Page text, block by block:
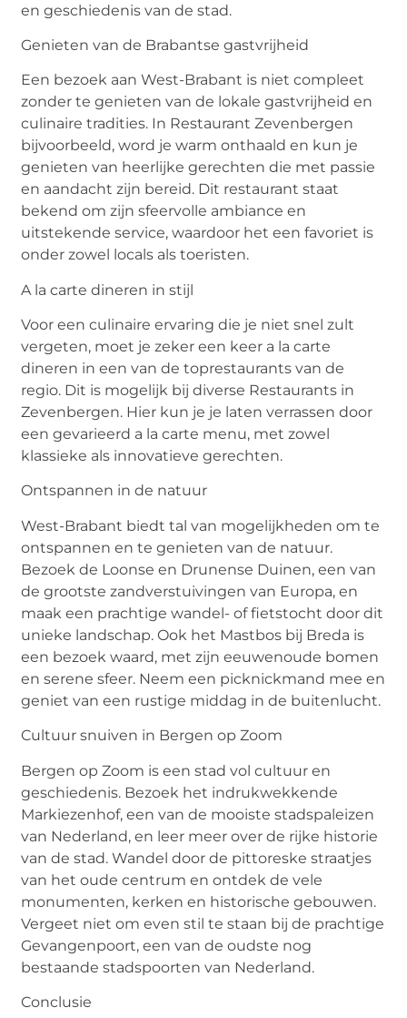
en geschiedenis van de stad.
Genieten van de Brabantse gastvrijheid
Een bezoek aan West-Brabant is niet compleet
zonder te genieten van de lokale gastvrijheid en
culinaire tradities. In Restaurant Zevenbergen
bijvoorbeeld, word je warm onthaald en kun je
genieten van heerlijke gerechten die met passie
en aandacht zijn bereid. Dit restaurant staat
bekend om zijn sfeervolle ambiance en
uitstekende service, waardoor het een favoriet is
onder zowel
locals als toeristen.
A la carte dineren in stijl
Voor een culinaire ervaring die je niet snel zult
vergeten, moet je zeker een keer a la carte
dineren in een van de toprestaurants van de
regio. Dit is mogelijk bij diverse Restaurants in
Zevenbergen. Hier kun je je laten verrassen door
een gevarieerd a la carte menu, met zowel
klassieke als innovatieve gerechten.
Ontspannen in de natuur
West-Brabant biedt tal van mogelijkheden om te
ontspannen en te genieten van de natuur.
Bezoek de Loonse en Drunense Duinen, een van
de grootste zandverstuivingen van Europa, en
maak een prachtige wandel- of fietstocht door dit
unieke landschap. Ook het Mastbos bij Breda is
een bezoek waard, met zijn eeuwenoude bomen
en serene sfeer. Neem een picknickmand mee en
geniet van een rustige middag in de buitenlucht.
Cultuur snuiven in Bergen op Zoom
Bergen op Zoom is een stad vol cultuur en
geschiedenis. Bezoek het indrukwekkende
Markiezenhof, een van de mooiste stadspaleizen
van Nederland, en leer meer over de rijke historie
van de stad. Wandel door de pittoreske straatjes
van het oude centrum en ontdek de vele
monumenten, kerken en historische gebouwen.
Vergeet niet om even stil te staan bij de prachtige
Gevangenpoort, een van de oudste nog
bestaande stadspoorten van Nederland.
Conclusie